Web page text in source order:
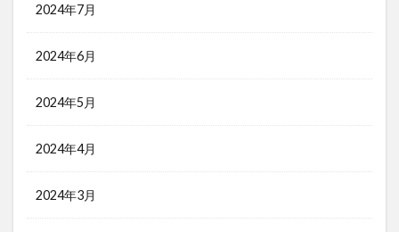
2024年7月
2024年6月
2024年5月
2024年4月
2024年3月